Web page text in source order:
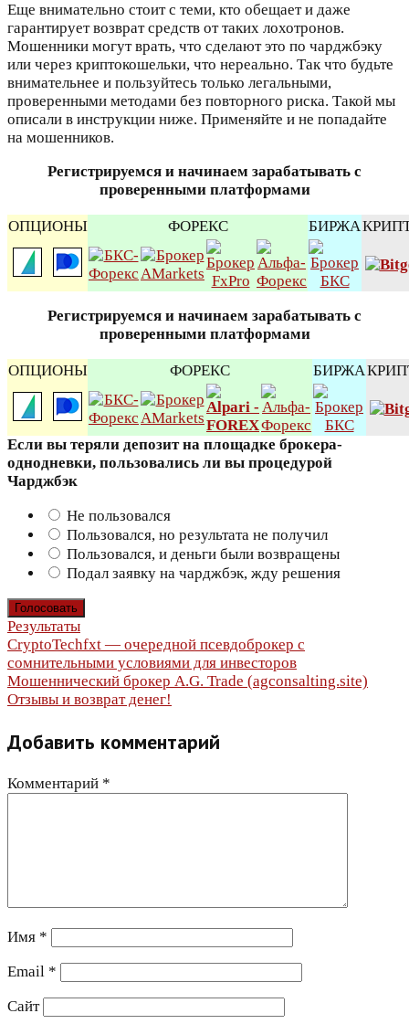
Еще внимательно стоит с теми, кто обещает и даже
гарантирует возврат средств от таких лохотронов.
Мошенники могут врать, что сделают это по чарджбэку
или через криптокошельки, что нереально. Так что будьте
внимательнее и пользуйтесь только легальными,
проверенными методами без повторного риска. Такой мы
описали в инструкции ниже. Применяйте и не попадайте
на мошенников.
Регистрируемся и начинаем зарабатывать с
проверенными платформами
ОПЦИОНЫ ФОРЕКС БИРЖА
Регистрируемся и начинаем зарабатывать с
проверенными платформами
ОПЦИОНЫ ФОРЕКС БИРЖА
Если вы теряли депозит на площадке брокера-
однодневки, пользовались ли вы процедурой
Чарджбэк
Не пользовался
Пользовался, но результата не получил
Пользовался, и деньги были возвращены
Подал заявку на чарджбэк, жду решения
Результаты
Навигация
по
записям
CryptoTechfxt — очередной псевдоброкер с
сомнительными условиями для инвесторов
Мошеннический брокер A.G. Trade (agconsalting.site)
Отзывы и возврат денег!
Добавить комментарий
Комментарий *
Имя *
Email *
Сайт